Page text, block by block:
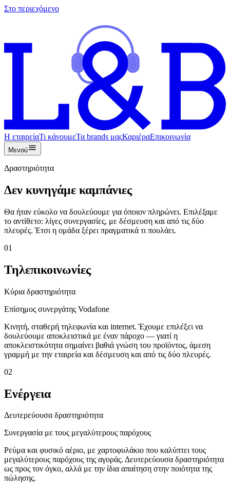
Στο περιεχόμενο
Η εταιρείαΤι κάνουμεΤα brands μαςΚαριέραΕπικοινωνία
Μενού
Δραστηριότητα
Δεν κυνηγάμε καμπάνιες
Θα ήταν εύκολο να δουλεύουμε για όποιον πληρώνει. Επιλέξαμε
το αντίθετο: λίγες συνεργασίες, με δέσμευση και από τις δύο
πλευρές. Έτσι η ομάδα ξέρει πραγματικά τι πουλάει.
01
Τηλεπικοινωνίες
Κύρια δραστηριότητα
Επίσημος συνεργάτης Vodafone
Κινητή, σταθερή τηλεφωνία και internet. Έχουμε επιλέξει να
δουλεύουμε αποκλειστικά με έναν πάροχο — γιατί η
αποκλειστικότητα σημαίνει βαθιά γνώση του προϊόντος, άμεση
γραμμή με την εταιρεία και δέσμευση και από τις δύο πλευρές.
02
Ενέργεια
Δευτερεύουσα δραστηριότητα
Συνεργασία με τους μεγαλύτερους παρόχους
Ρεύμα και φυσικό αέριο, με χαρτοφυλάκιο που καλύπτει τους
μεγαλύτερους παρόχους της αγοράς. Δευτερεύουσα δραστηριότητα
ως προς τον όγκο, αλλά με την ίδια απαίτηση στην ποιότητα της
πώλησης.